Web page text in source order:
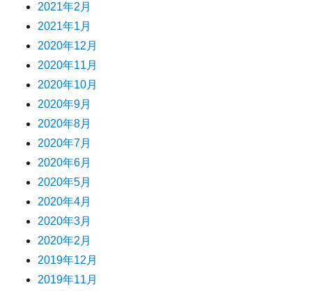
2021年2月
2021年1月
2020年12月
2020年11月
2020年10月
2020年9月
2020年8月
2020年7月
2020年6月
2020年5月
2020年4月
2020年3月
2020年2月
2019年12月
2019年11月